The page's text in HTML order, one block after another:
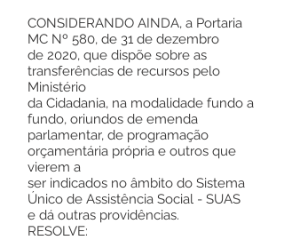
CONSIDERANDO AINDA, a Portaria
MC Nº 580, de 31 de dezembro
de 2020, que dispõe sobre as
transferências de recursos pelo
Ministério
da Cidadania, na modalidade fundo a
fundo, oriundos de emenda
parlamentar, de programação
orçamentária própria e outros que
vierem a
ser indicados no âmbito do Sistema
Único de Assistência Social - SUAS
e dá outras providências.
RESOLVE: